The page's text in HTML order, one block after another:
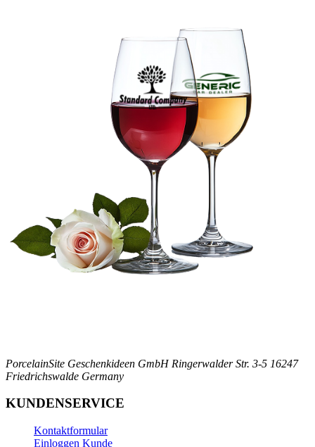
PorcelainSite Geschenkideen GmbH Ringerwalder Str. 3-5 16247
Friedrichswalde Germany
KUNDENSERVICE
Kontaktformular
Einloggen Kunde